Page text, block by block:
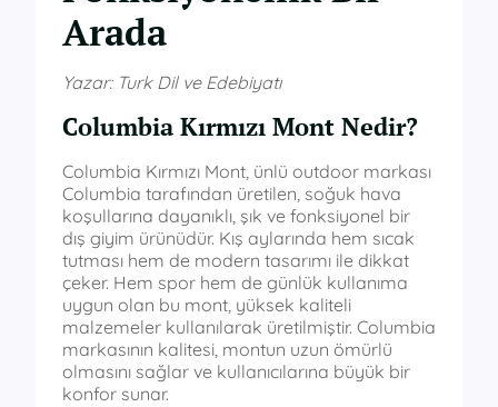
Arada
Yazar: Turk Dil ve Edebiyatı
Columbia Kırmızı Mont Nedir?
Columbia Kırmızı Mont, ünlü outdoor markası
Columbia tarafından üretilen, soğuk hava
koşullarına dayanıklı, şık ve fonksiyonel bir
dış giyim ürünüdür. Kış aylarında hem sıcak
tutması hem de modern tasarımı ile dikkat
çeker. Hem spor hem de günlük kullanıma
uygun olan bu mont, yüksek kaliteli
malzemeler kullanılarak üretilmiştir. Columbia
markasının kalitesi, montun uzun ömürlü
olmasını sağlar ve kullanıcılarına büyük bir
konfor sunar.